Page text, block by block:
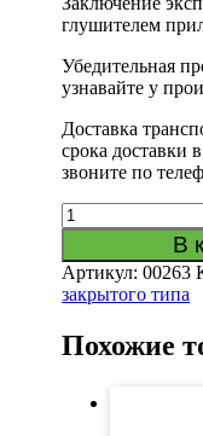
глушителем
Убедительная
узнавайте у
Доставка
срока доставки
звоните по
Количество
товара
8
камерный
ДТК
типа
СВ-98
В
Артикул:00263
закрытого типа
Похожие